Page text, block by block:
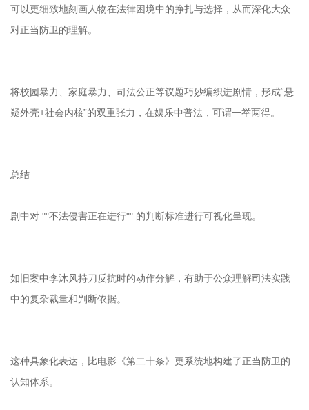
可以更细致地刻画人物在法律困境中的挣扎与选择，从而深化大众
对正当防卫的理解。
将校园暴力、家庭暴力、司法公正等议题巧妙编织进剧情，形成“悬
疑外壳+社会内核”的双重张力，在娱乐中普法，可谓一举两得。
总结
剧中对 ""不法侵害正在进行"" 的判断标准进行可视化呈现。
如旧案中李沐风持刀反抗时的动作分解，有助于公众理解司法实践
中的复杂裁量和判断依据。
这种具象化表达，比电影《第二十条》更系统地构建了正当防卫的
认知体系。